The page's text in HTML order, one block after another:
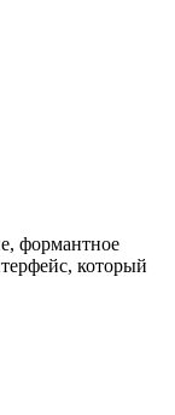
формантное
который